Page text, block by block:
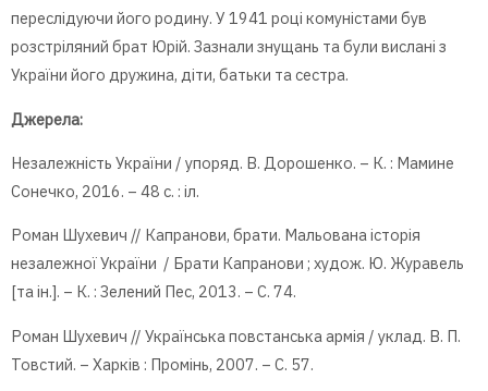
переслідуючи його родину. У 1941 році комуністами був
розстріляний брат Юрій. Зазнали знущань та були вислані з
України його дружина, діти, батьки та сестра.
Джерела:
Незалежність України / упоряд. В. Дорошенко. – К. : Мамине
Сонечко, 2016. – 48 с. : іл.
Роман Шухевич // Капранови, брати. Мальована історія
незалежної України / Брати Капранови ; худож. Ю. Журавель
[та ін.]. – К. : Зелений Пес, 2013. – С. 74.
Роман Шухевич // Українська повстанська армія / уклад. В. П.
Товстий. – Харків : Промінь, 2007. – С. 57.